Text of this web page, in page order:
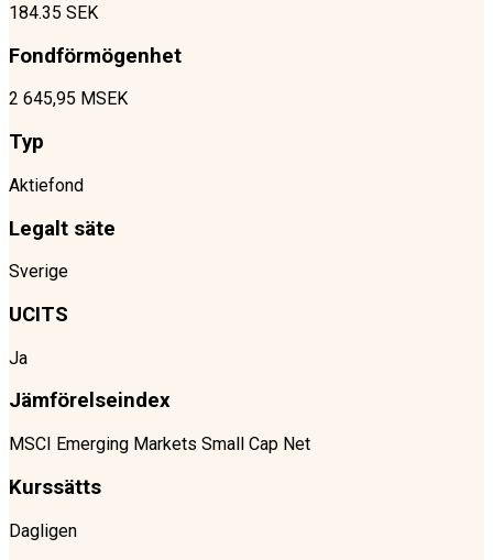
184.35 SEK
Fondförmögenhet
2 645,95 MSEK
Typ
Aktiefond
Legalt säte
Sverige
UCITS
Ja
Jämförelseindex
MSCI Emerging Markets Small Cap Net
Kurssätts
Dagligen